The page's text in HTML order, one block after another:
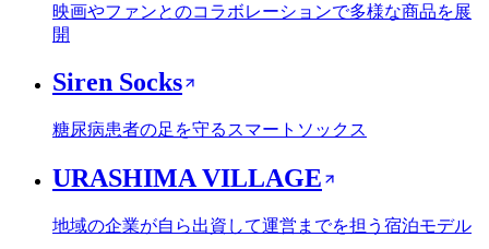
映画やファンとのコラボレーションで多様な商品を展
開
Siren Socks
糖尿病患者の足を守るスマートソックス
URASHIMA VILLAGE
地域の企業が自ら出資して運営までを担う宿泊モデル